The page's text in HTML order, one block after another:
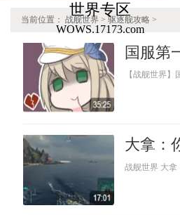
世界专区
WOWS.17173.com
当前位置： 战舰世界 > 驱逐舰攻略 >
【战舰世界
战舰世界 大拿